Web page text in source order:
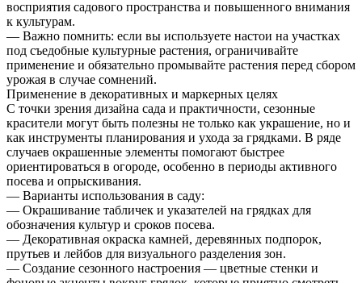
восприятия садового пространства и повышенного внимания
к культурам.
— Важно помнить: если вы используете настои на участках
под съедобные культурные растения, ограничивайте
применение и обязательно промывайте растения перед сбором
урожая в случае сомнений.
Применение в декоративных и маркерных целях
С точки зрения дизайна сада и практичности, сезонные
красители могут быть полезны не только как украшение, но и
как инструменты планирования и ухода за грядками. В ряде
случаев окрашенные элементы помогают быстрее
ориентироваться в огороде, особенно в периоды активного
посева и опрыскивания.
— Варианты использования в саду:
— Окрашивание табличек и указателей на грядках для
обозначения культур и сроков посева.
— Декоративная окраска камней, деревянных подпорок,
прутьев и лейбов для визуального разделения зон.
— Создание сезонного настроения — цветные стенки и